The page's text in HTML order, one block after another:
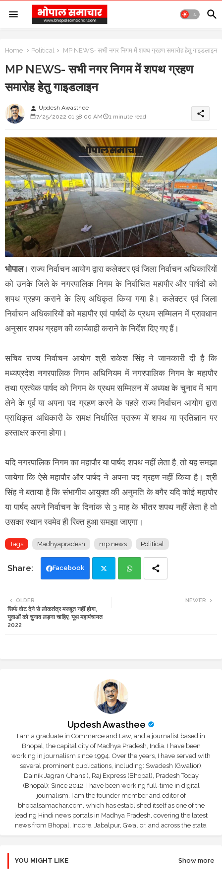
Home Political MP NEWS- सभी नगर निगम में शपथ ग्रहण समारोह हेतु गाइडलाइन
MP NEWS- सभी नगर निगम में शपथ ग्रहण
समारोह हेतु गाइडलाइन
person Updesh Awasthee
7/25/2022 01:38:00 AM
1 minute read share
भोपाल। राज्य निर्वाचन आयोग द्वारा कलेक्टर एवं जिला निर्वाचन अधिकारियों
को उनके जिले के नगरपालिक निगम के निर्वाचित महापौर और पार्षदों को
शपथ ग्रहण कराने के लिए अधिकृत किया गया है। कलेक्टर एवं जिला
निर्वाचन अधिकारियों को महापौर एवं पार्षदों के प्रथम सम्मिलन में प्रावधान
अनुसार शपथ ग्रहण की कार्यवाही कराने के निर्देश दिए गए हैं।
सचिव राज्य निर्वाचन आयोग श्री राकेश सिंह ने जानकारी दी है कि
मध्यप्रदेश नगरपालिक निगम अधिनियम में नगरपालिक निगम के महापौर
तथा प्रत्येक पार्षद को निगम के प्रथम सम्मिलन में अध्यक्ष के चुनाव में भाग
लेने के पूर्व या अपना पद ग्रहण करने के पहले राज्य निर्वाचन आयोग द्वारा
प्राधिकृत अधिकारी के समक्ष निर्धारित प्रारूप में शपथ या प्रतिज्ञान पर
हस्ताक्षर करना होगा।
यदि नगरपालिक निगम का महापौर या पार्षद शपथ नहीं लेता है, तो यह समझा
जायेगा कि ऐसे महापौर और पार्षद ने अपना पद ग्रहण नहीं किया है। श्री
सिंह ने बताया है कि संभागीय आयुक्त की अनुमति के बगैर यदि कोई महापौर
या पार्षद अपने निर्वाचन के दिनांक से 3 माह के भीतर शपथ नहीं लेता है तो
उसका स्थान स्वमेव ही रिक्त हुआ समझा जाएगा।
Tags Madhyapradesh mp news Political
Facebook
NEWER
OLDER
सिर्फ वोट देने से लोकतंत्र मजबूत नहीं होगा,
युवाओं को चुनाव लड़ना चाहिए: यूथ महापंचायत
2022
Updesh Awasthee
I am a graduate in Commerce and Law, and a journalist based in
Bhopal, the capital city of Madhya Pradesh, India. I have been
working in journalism since 1994. Over the years, I have served with
several prominent publications, including: Swadesh (Gwalior),
Dainik Jagran (Jhansi), Raj Express (Bhopal), Pradesh Today
(Bhopal); Since 2012, I have been working full-time in digital
journalism. I am the founder member and editor of
bhopalsamachar.com, which has established itself as one of the
leading Hindi news portals in Madhya Pradesh, covering the latest
news from Bhopal, Indore, Jabalpur, Gwalior, and across the state.
YOU MIGHT LIKE Show more